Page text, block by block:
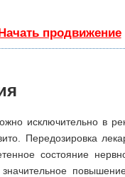
продвижение
исключительно в
Передозировка
состояние
значительное